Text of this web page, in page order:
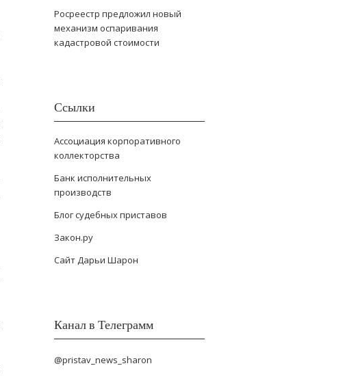
Росреестр предложил новый
механизм оспаривания
кадастровой стоимости
Ссылки
Ассоциация корпоративного
коллекторства
Банк исполнительных
производств
Блог судебных приставов
Закон.ру
Сайт Дарьи Шарон
Канал в Телеграмм
@pristav_news_sharon